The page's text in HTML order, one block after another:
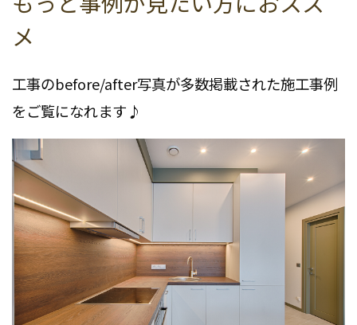
メ
工事のbefore/after写真が多数掲載された施工事例
をご覧になれます♪